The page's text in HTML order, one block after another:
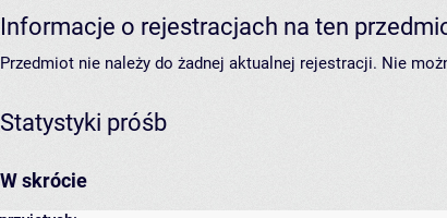
Informacje o rejestracjach na ten
Przedmiot nie należy do żadnej aktualnej rejestracji. Nie
Statystyki próśb
W skrócie